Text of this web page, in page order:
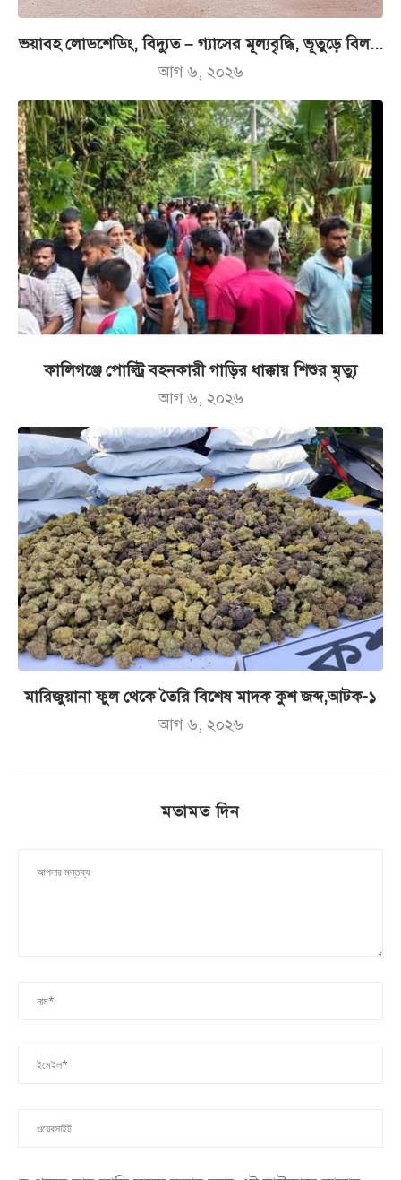
ভয়াবহ লোডশেডিং, বিদ্যুত – গ্যাসের মূল্যবৃদ্ধি, ভূতুড়ে বিল...
আগ ৬, ২০২৬
কালিগঞ্জে পোল্ট্রি বহনকারী গাড়ির ধাক্কায় শিশুর মৃত্যু
আগ ৬, ২০২৬
মারিজুয়ানা ফুল থেকে তৈরি বিশেষ মাদক কুশ জব্দ,আটক-১
আগ ৬, ২০২৬
মতামত দিন